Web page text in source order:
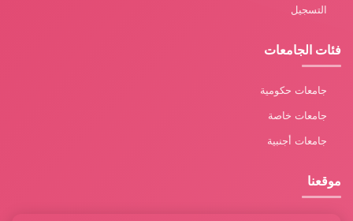
التسجيل
فئات الجامعات
جامعات حكومية
جامعات خاصة
جامعات أجنبية
موقعنا